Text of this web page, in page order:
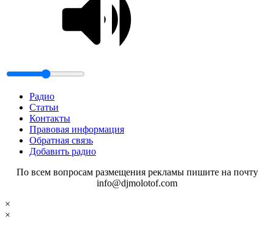
Радио
Статьи
Контакты
Правовая информация
Обратная связь
Добавить радио
По всем вопросам размещения рекламы пишите на почту
info@djmolotof.com
×
×